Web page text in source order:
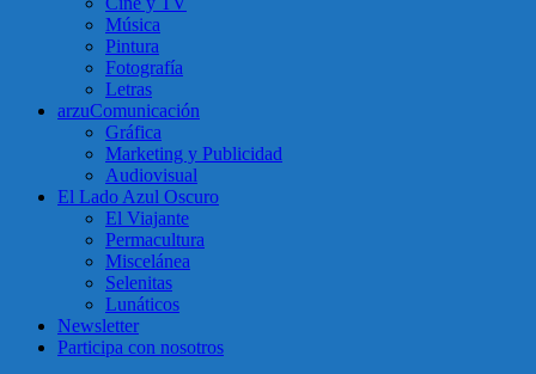
Música
Pintura
Fotografía
Letras
arzuComunicación
Gráfica
Marketing y Publicidad
Audiovisual
El Lado Azul Oscuro
El Viajante
Permacultura
Miscelánea
Selenitas
Lunáticos
Newsletter
Participa con nosotros